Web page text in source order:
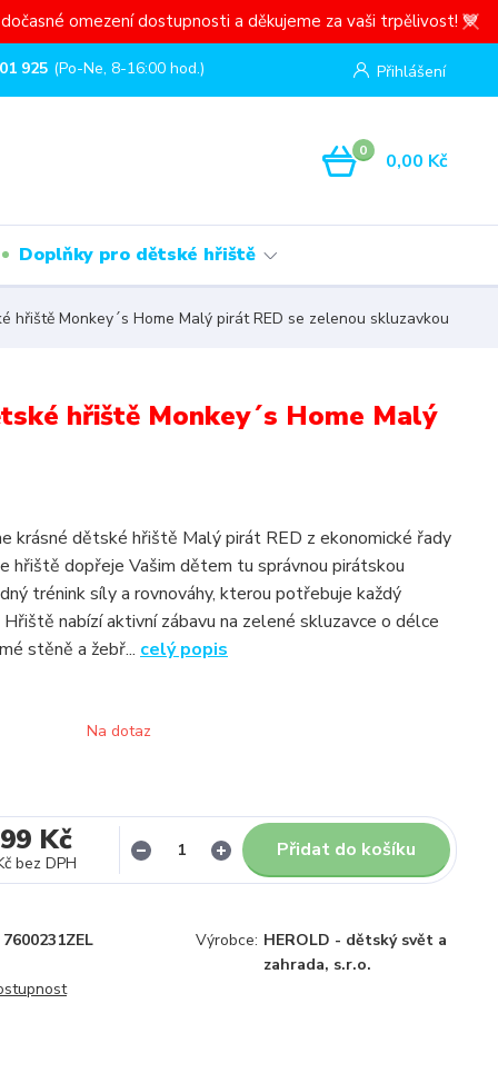
omezení dostupnosti a děkujeme za vaši trpělivost! 💙
Přihlášení
925 (Po-Ne, 8-16:00 hod.)
0 0,00 Kč
Doplňky pro dětské hřiště
Monkey´s Home Malý pirát RED se zelenou skluzavkou
hřiště Monkey´s Home Malý
krásné dětské hřiště Malý pirát RED z ekonomické řady
hřiště dopřeje Vašim dětem tu správnou pirátskou
trénink síly a rovnováhy, kterou potřebuje každý
nabízí aktivní zábavu na zelené skluzavce o délce
stěně a žebř... celý popis
Na dotaz
Kč
bez DPH
Přidat do košíku
7600231ZEL Výrobce: HEROLD - dětský svět a
zahrada, s.r.o.